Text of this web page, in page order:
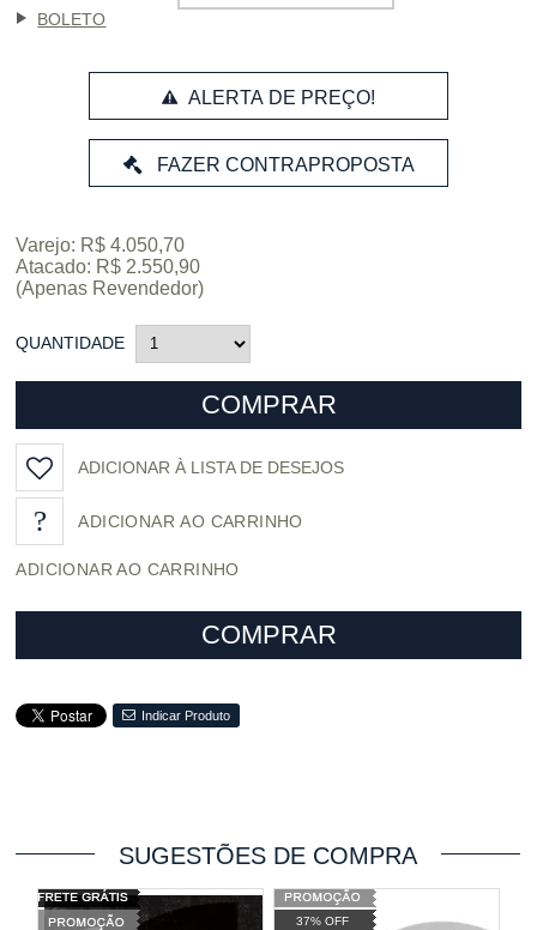
BOLETO
ALERTA DE PREÇO!
Varejo: R$ 4.050,70
Atacado: R$ 2.550,90
(Apenas Revendedor)
QUANTIDADE
COMPRAR
ADICIONAR À LISTA DE DESEJOS
ADICIONAR AO CARRINHO
COMPRAR
Indicar Produto
SUGESTÕES DE COMPRA
37% OFF